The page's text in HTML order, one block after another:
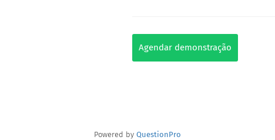
Agendar demonstração
Powered by QuestionPro